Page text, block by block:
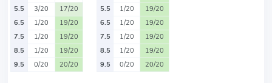
5.5
3/20
17/20
6.5
1/20
19/20
7.5
1/20
19/20
8.5
1/20
19/20
9.5
0/20 20/20
5.5
1/20
19/20
6.5
1/20
19/20
7.5
1/20
19/20
8.5
1/20
19/20
9.5
0/20 20/20